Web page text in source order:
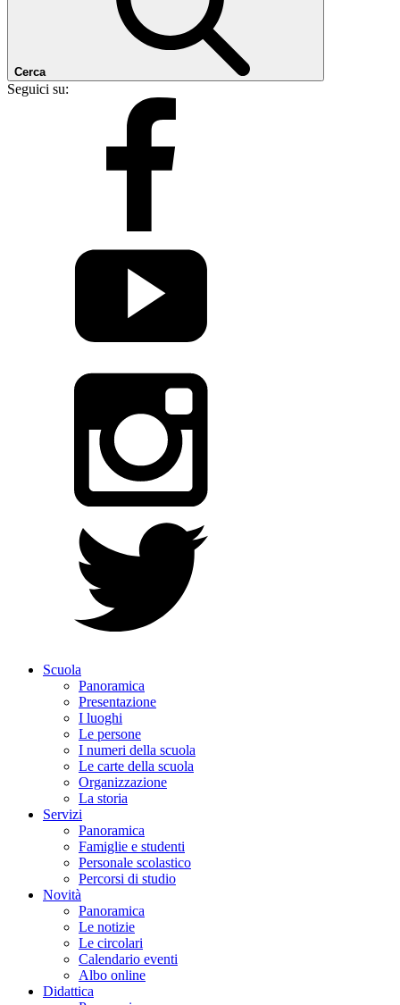
Cerca
Seguici su:
Scuola
Panoramica
Presentazione
I luoghi
Le persone
I numeri della scuola
Le carte della scuola
Organizzazione
La storia
Servizi
Panoramica
Famiglie e studenti
Personale scolastico
Percorsi di studio
Novità
Panoramica
Le notizie
Le circolari
Calendario eventi
Albo online
Didattica